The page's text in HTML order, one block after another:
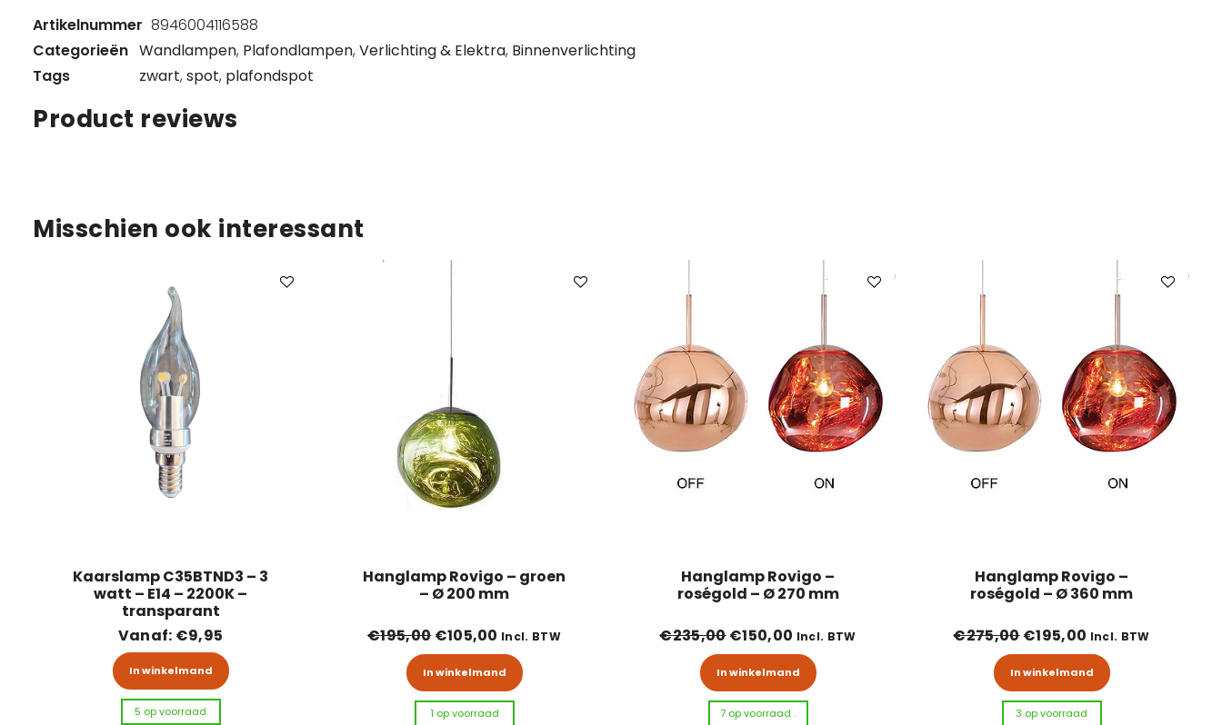
Artikelnummer 8946004116588
Categorieën Wandlampen, Plafondlampen, Verlichting & Elektra, Binnenverlichting
Tags
zwart, spot, plafondspot
Product reviews
Misschien ook interessant
Kaarslamp C35BTND3 – 3
watt – E14 – 2200K –
transparant
Vanaf: €9,95
In winkelmand Dit product heeft meerdere variaties. Deze optie kan gekozen worden op de productpagina
5 op voorraad
Hanglamp Rovigo – groen
– Ø 200 mm
€195,00 Oorspronkelijke prijs was: €195,00.
€105,00 Huidige prijs is: €105,00.
Incl. BTW
In winkelmand
1 op voorraad
Hanglamp Rovigo –
roségold – Ø 270 mm
€235,00Oorspronkelijke prijs was: €235,00.
€150,00 Huidige prijs is: €150,00.
Incl. BTW
In winkelmand
7 op voorraad .
Hanglamp Rovigo –
roségold – Ø 360 mm
€275,00Oorspronkelijke prijs
€195,00 Huidige prijs is:
Incl. BTW
In winkelmand
3 op voorraad